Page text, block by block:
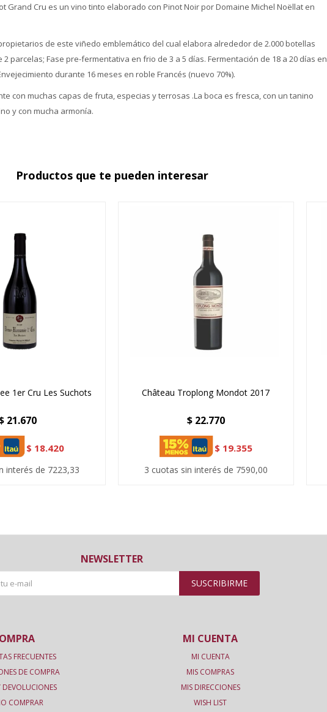
Grand Cru es un vino tinto elaborado con Pinot Noir por Domaine Michel Noëllat en
de este viñedo emblemático del cual elabora alrededor de 2.000 botellas
parcelas; Fase pre-fermentativa en frio de 3 a 5 días. Fermentación de 18 a 20 días en
durante 16 meses en roble Francés (nuevo 70%).
con muchas capas de fruta, especias y terrosas .La boca es fresca, con un tanino
y con mucha armonía.
Productos que te pueden interesar
1er Cru Les Suchots
21.670
$ 18.420
interés de 7223,33
Château Troplong Mondot 2017
$ 22.770
$ 19.355
3 cuotas sin interés de 7590,00
NEWSLETTER
SUSCRIBIRME
FRECUENTES
DE COMPRA
DEVOLUCIONES
COMPRAR
MI CUENTA
MI CUENTA
MIS COMPRAS
MIS DIRECCIONES
WISH LIST